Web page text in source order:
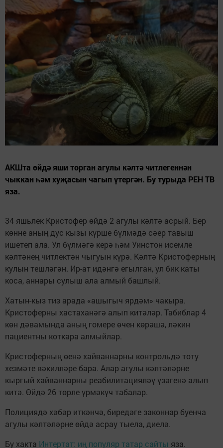
АКШта өйдә яши торган агулы кәлтә читлегеннән
чыккан һәм хуҗасын чагып үтергән. Бу турыда РЕН ТВ
яза.
34 яшьлек Кристофер өйдә 2 агулы кәлтә асрый. Бер
көнне аның дус кызы күрше бүлмәдә сәер тавыш
ишетеп ала. Ул бүлмәгә керә һәм Уинстон исемле
кәлтәнең читлектән чыгуын күрә. Кәлтә Кристоферның
кулын тешләгән. Ир-ат идәнгә егылган, ул бик каты
коса, аннары сулыш ала алмый башлый.
Хатын-кыз тиз арада «ашыгыч ярдәм» чакыра.
Кристоферны хастаханәгә алып китәләр. Табиблар 4
көн дәвамында аның гомере өчен көрәшә, ләкин
пациентны коткара алмыйлар.
Кристоферның өенә хайваннарны контрольдә тоту
хезмәте вәкилләре бара. Алар агулы кәлтәләрне
кыргый хайваннарны реабилитацияләү үзәгенә алып
китә. Өйдә 26 төрле үрмәкүч табалар.
Полициядә хәбәр иткәнчә, биредәге законнар буенча
агулы кәлтәләрне өйдә асрау тыела, диелә.
Бу хакта Интертат: иң популяр татар сайты яза.